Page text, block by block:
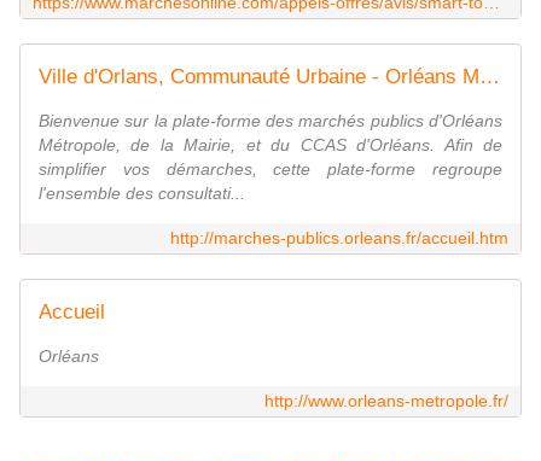
Ville d'Orlans, Communauté Urbaine - Orléans Métropole, et le CCAS d'Orlans, Portail des Marchés Publics
Bienvenue sur la plate-forme des marchés publics d'Orléans
Métropole, de la Mairie, et du CCAS d'Orléans. Afin de
simplifier vos démarches, cette plate-forme regroupe
l'ensemble des consultati...
http://marches-publics.orleans.fr/accueil.htm
Accueil
Orléans
http://www.orleans-metropole.fr/